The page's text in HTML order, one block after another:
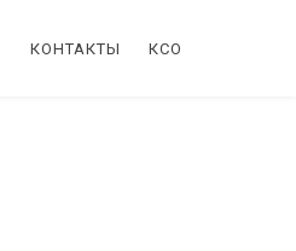
КОНТАКТЫ КСО